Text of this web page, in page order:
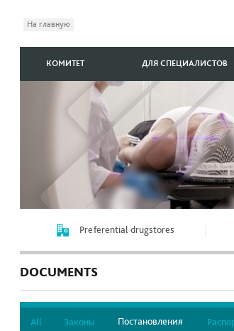
На главную
КОМИТЕТ ДЛЯ СПЕЦИАЛИСТОВ
Preferential drugstores
DOCUMENTS
All Законы Постановления